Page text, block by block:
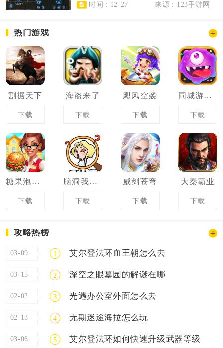
时间：12-27
来源：123手游网
热门游戏
割据天下
下载
海盗来了
下载
飓风空袭
下载
同城游萌菌大作战
下载
糖果泡泡乐园
下载
脑洞我最大
下载
威剑苍穹
下载
大秦霸业
下载
攻略热榜
03-09 1 艾尔登法环血王朝怎么去
03-15 2 深空之眼墓园的解谜在哪
02-02 3 光遇办公室外面怎么去
02-13 4 无期迷途海拉怎么玩
03-06 5 艾尔登法环如何快速升级武器等级